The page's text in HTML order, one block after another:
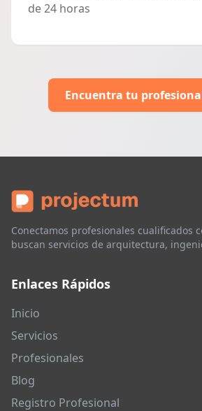
de 24 horas
Encuentra tu
Conectamos profesionales cualificados
buscan servicios de arquitectura,
Enlaces Rápidos
Inicio
Servicios
Profesionales
Blog
Registro Profesional